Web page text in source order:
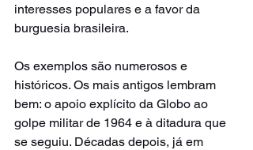
interesses populares e a favor da
burguesia brasileira.
Os exemplos são numerosos e
históricos. Os mais antigos lembram
bem: o apoio explícito da Globo ao
golpe militar de 1964 e à ditadura que
se seguiu. Décadas depois, já em